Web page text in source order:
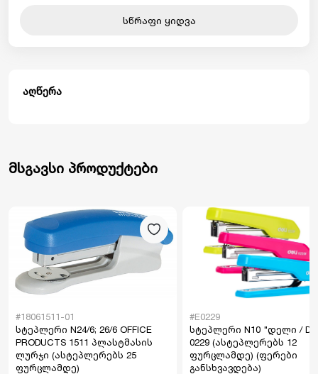
სწრაფი ყიდვა
აღწერა
მსგავსი პროდუქტები
#18061511-01
სტეპლერი N24/6; 26/6 OFFICE
PRODUCTS 1511 პლასტმასის
ლურჯი (ასტეპლერებს 25
ფურცლამდე)
#E0229
სტეპლერი N10 "დელი /
0229 (ასტეპლერებს 12
ფურცლამდე) (ფერები
განსხვავდება)